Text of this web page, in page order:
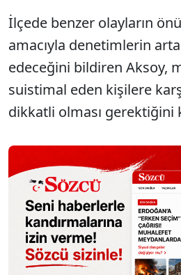
İlçede benzer olayların
amacıyla denetimlerin
edeceğini bildiren Aksoy,
suistimal eden kişilere
dikkatli olması gerektiğini